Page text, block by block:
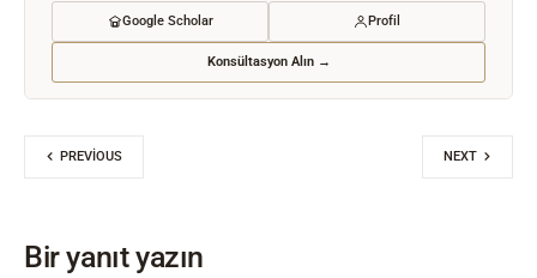
Google Scholar Profil
Konsültasyon Alın →
PREVIOUS NEXT
Bir yanıt yazın